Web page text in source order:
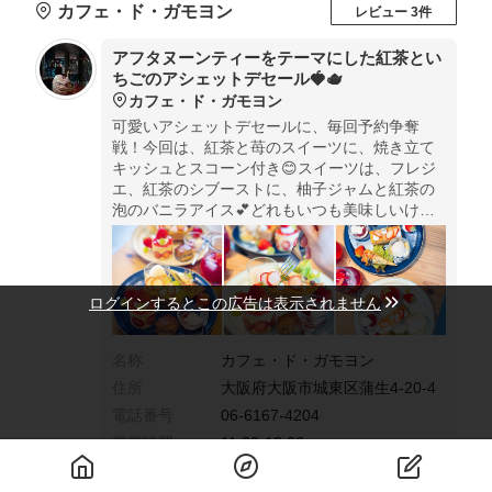
カフェ・ド・ガモヨン レビュー 3件
アフタヌーンティーをテーマにした紅茶とい
ちごのアシェットデセール🍓🫖
カフェ・ド・ガモヨン
可愛いアシェットデセールに、毎回予約争奪
戦！今回は、紅茶と苺のスイーツに、焼き立て
キッシュとスコーン付き😊スイーツは、フレジ
エ、紅茶のシブーストに、柚子ジャムと紅茶の
泡のバニラアイス💕どれもいつも美味しいけ
ど、全粒粉でできた紅茶スコーンのザクザク感
がすごく美味しかったです😻プレートの全貌は
添付リールです🤗
カフェ・ド・ガモヨン
大阪府大阪市城東区蒲生4-20-4
06-6167-4204
営業時間
11:00-18:00
日曜
ログインするとこの広告は表示されません